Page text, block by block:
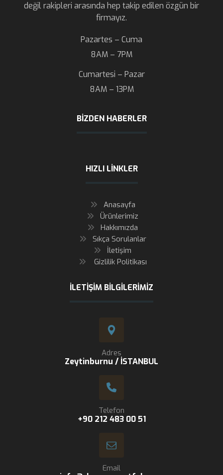
değil rakipleri arasında hep takip edilen özgün bir
firmayız.
Pazartes – Cuma
8AM – 7PM
Cumartesi – Pazar
8AM – 13PM
BIZDEN HABERLER
HIZLI LINKLER
Anasayfa
Ürünlerimiz
Hakkımızda
Sıkça Sorulanlar
İletişim
Gizlilik Politikası
İLETIŞIM BILGILERIMIZ
Adres
Zeytinburnu / İSTANBUL
Telefon
+90 212 483 00 51
Email